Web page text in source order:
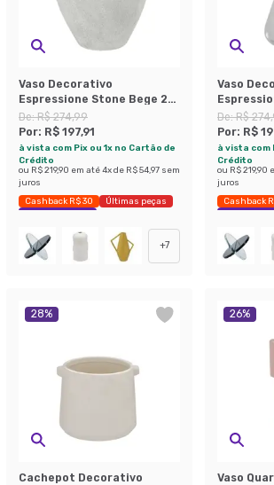
Vaso Decorativo
Espressione Stone Bege 21
cm
De:R$ 274,99
Por: R$ 197,91
à vista com Pix ou 1x no Cartão de
Crédito
ou R$ 219,90 em até4x de R$ 54,97 sem
juros
Cashback R$ 30
Últimas peças
Economize 28%
+7
Vaso
De:R$
Por: R$
à vista com
Crédito
ou R$ 219,90
juros
Cashback
Economize
28%
Cachepot Decorativo
26%
Vaso